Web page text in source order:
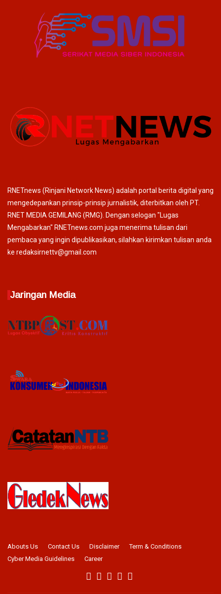
RNETnews (Rinjani Network News) adalah portal berita digital yang
mengedepankan prinsip-prinsip jurnalistik, diterbitkan oleh PT.
RNET MEDIA GEMILANG (RMG). Dengan selogan "Lugas
Mengabarkan" RNETnews.com juga menerima tulisan dari
pembaca yang ingin dipublikasikan, silahkan kirimkan tulisan anda
ke redaksirnettv@gmail.com
Jaringan Media
Abouts Us Contact Us Disclaimer
Term & Conditions
Cyber Media Guidelines
Career